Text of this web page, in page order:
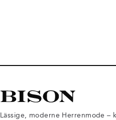
Lässige, moderne Herrenmode –